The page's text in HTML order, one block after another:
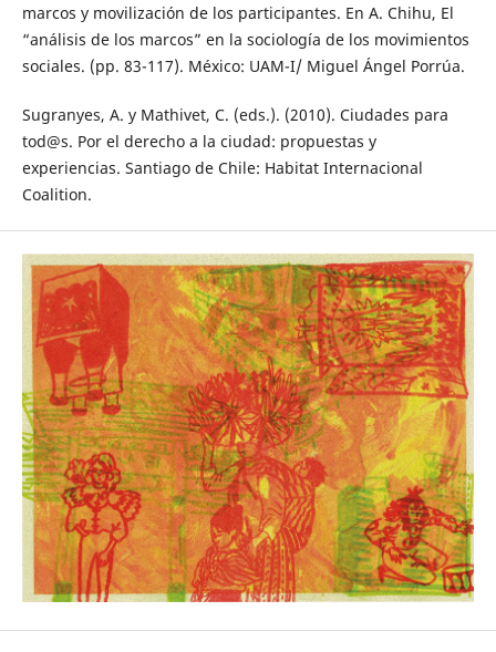
marcos y movilización de los participantes. En A. Chihu, El
“análisis de los marcos” en la sociología de los movimientos
sociales. (pp. 83-117). México: UAM-I/ Miguel Ángel Porrúa.
Sugranyes, A. y Mathivet, C. (eds.). (2010). Ciudades para
tod@s. Por el derecho a la ciudad: propuestas y
experiencias. Santiago de Chile: Habitat Internacional
Coalition.